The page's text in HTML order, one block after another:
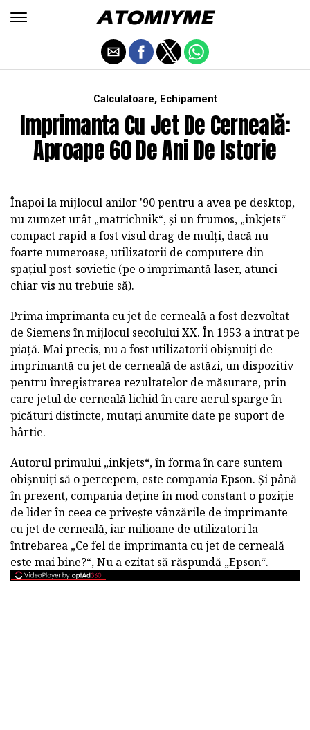
Calculatoare, Echipament
Imprimanta Cu Jet De Cerneală:
Aproape 60 De Ani De Istorie
Înapoi la mijlocul anilor '90 pentru a avea pe desktop,
nu zumzet urât „matrichnik“, și un frumos, „inkjets“
compact rapid a fost visul drag de mulți, dacă nu
foarte numeroase, utilizatorii de computere din
spațiul post-sovietic (pe o imprimantă laser, atunci
chiar vis nu trebuie să).
Prima imprimanta cu jet de cerneală a fost dezvoltat
de Siemens în mijlocul secolului XX. În 1953 a intrat pe
piață. Mai precis, nu a fost utilizatorii obișnuiți de
imprimantă cu jet de cerneală de astăzi, un dispozitiv
pentru înregistrarea rezultatelor de măsurare, prin
care jetul de cerneală lichid în care aerul sparge în
picături distincte, mutați anumite date pe suport de
hârtie.
Autorul primului „inkjets“, în forma în care suntem
obișnuiți să o percepem, este compania Epson. Și până
în prezent, compania deține în mod constant o poziție
de lider în ceea ce privește vânzările de imprimante
cu jet de cerneală, iar milioane de utilizatori la
întrebarea „Ce fel de imprimanta cu jet de cerneală
este mai bine?“, Nu a ezitat să răspundă „Epson“.